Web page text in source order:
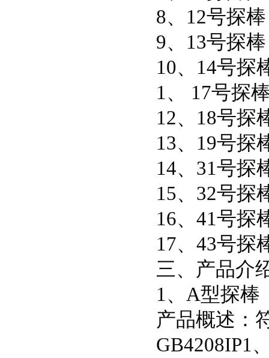
8、12号探
9、13号探
10、14号探
1、 17号探
12、18号探
13、19号探
14、31号探
15、32号探
16、41号探
17、43号探
三、产品介
1、A型探棒
产品概述：
GB4208IP1